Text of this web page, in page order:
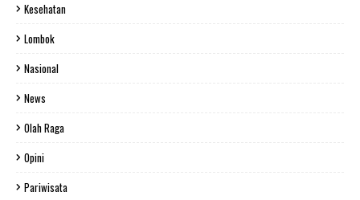
Kesehatan
Lombok
Nasional
News
Olah Raga
Opini
Pariwisata